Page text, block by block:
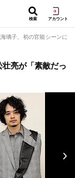
検索 アカウント
海璃子、初の官能シーンに
亮が「素敵だっ